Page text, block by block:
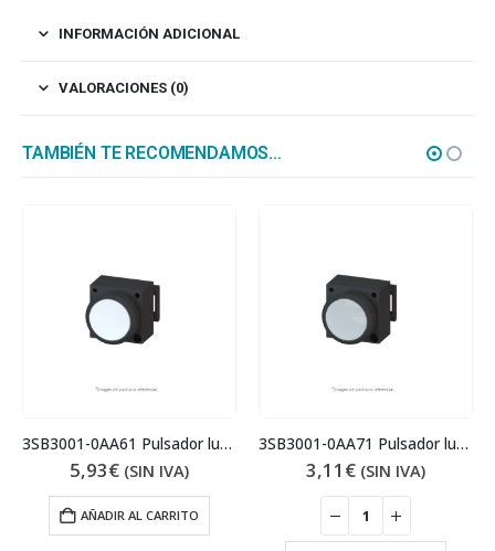
INFORMACIÓN ADICIONAL
VALORACIONES (0)
TAMBIÉN TE RECOMENDAMOS…
3SB3001-0AA61 Pulsador luminoso
5,93€ (SIN IVA)
AÑADIR AL CARRITO
3SB3001-0AA71 Pulsador luminoso
3,11 € (SIN IVA)